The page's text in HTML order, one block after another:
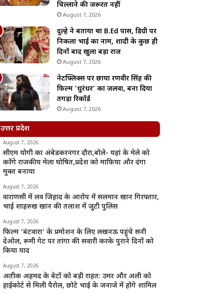
चिल्लाने की जरूरत नहीं
August 7, 2026
दुल्हे ने बताया था B.Ed पास, डिग्री पर
निकला भाई का नाम, शादी के कुछ ही
दिनों बाद खुला बड़ा राज
August 7, 2026
नेटफ्लिक्स पर छाया रणवीर सिंह की
फिल्म ‘धुरंधर’ का जलवा, बना दिया
तगड़ा रिकॉर्ड
August 7, 2026
उत्तर प्रदेश
August 7, 2026
सीएम योगी का अंबेडकरनगर दौरा,बोले- यहां के मेले को
करेंगे राजकीय मेला घोषित,प्रदेश को माफिया और दंगा
मुक्त बनाया
August 7, 2026
वाराणसी में लव जिहाद के आरोप में सलमान खान गिरफ्तार,
भाई शाहरुख खान की तलाश में जुटी पुलिस
August 7, 2026
फिल्म ‘बंटवारा’ के प्रमोशन के लिए लखनऊ पहुंचे सनी
देओल, रूमी गेट पर तांगा की सवारी करके पुराने दिनों को
किया याद
August 7, 2026
अतीक अहमद के बेटों को बड़ी राहत: उमर और अली को
हाईकोर्ट से मिली पैरोल, छोटे भाई के जनाजे में होंगे शामिल